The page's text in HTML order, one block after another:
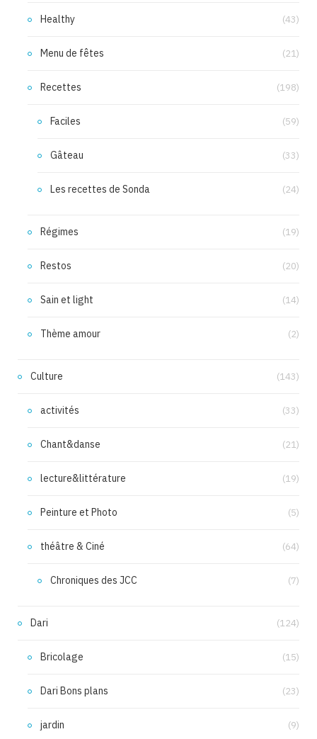
Healthy (43)
Menu de fêtes (21)
Recettes (198)
Faciles (59)
Gâteau (33)
Les recettes de Sonda (24)
Régimes (19)
Restos (20)
Sain et light (14)
Thème amour (2)
Culture (143)
activités (33)
Chant&danse (21)
lecture&littérature (19)
Peinture et Photo (5)
théâtre & Ciné (64)
Chroniques des JCC (7)
Dari (124)
Bricolage (15)
Dari Bons plans (23)
jardin (9)